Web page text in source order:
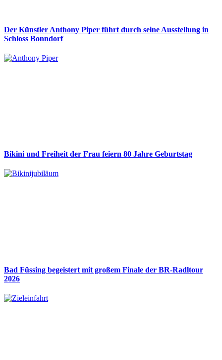
Der Künstler Anthony Piper führt durch seine Ausstellung in
Schloss Bonndorf
Bikini und Freiheit der Frau feiern 80 Jahre Geburtstag
Bad Füssing begeistert mit großem Finale der BR-Radltour
2026